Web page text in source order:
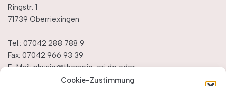
Cookie-Zustimmung
Ringstr. 1
71739 Oberriexingen
Tel.: 07042 288 788 9
Fax: 07042 966 93 39
E-Mail:physio@therapie-ori.deoder
heilpraktiker@therapie-ori.de